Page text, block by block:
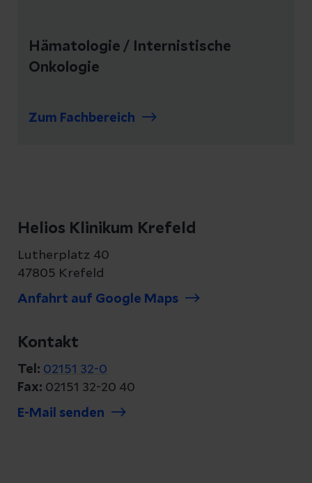
Hämatologie / Internistische
Onkologie
Zum Fachbereich
Helios Klinikum Krefeld
Lutherplatz 40
47805 Krefeld
Anfahrt auf Google Maps
Kontakt
Tel: 02151 32-0
Fax: 02151 32-20 40
E-Mail senden